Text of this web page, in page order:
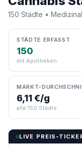
150 Städte •
STÄDTE ERFASST
150
mit Apotheken
MARKT-
6,11 €/g
alle 150 Städte
LIVE PREIS-